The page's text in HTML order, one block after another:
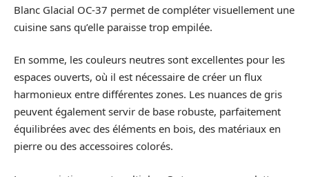
Blanc Glacial OC-37 permet de compléter visuellement une
cuisine sans qu’elle paraisse trop empilée.
En somme, les couleurs neutres sont excellentes pour les
espaces ouverts, où il est nécessaire de créer un flux
harmonieux entre différentes zones. Les nuances de gris
peuvent également servir de base robuste, parfaitement
équilibrées avec des éléments en bois, des matériaux en
pierre ou des accessoires colorés.